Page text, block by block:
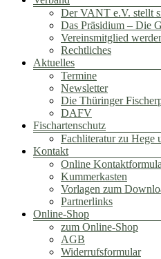
Der VANT e.V. stellt
Das Präsidium – Die
Vereinsmitglied
Rechtliches
Aktuelles
Termine
Newsletter
Die Thüringer
DAFV
Fischartenschutz
Fachliteratur zu Hege
Kontakt
Online
Kummerkasten
Vorlagen zum
Partnerlinks
Online-Shop
zum Online-Shop
AGB
Widerrufsformular